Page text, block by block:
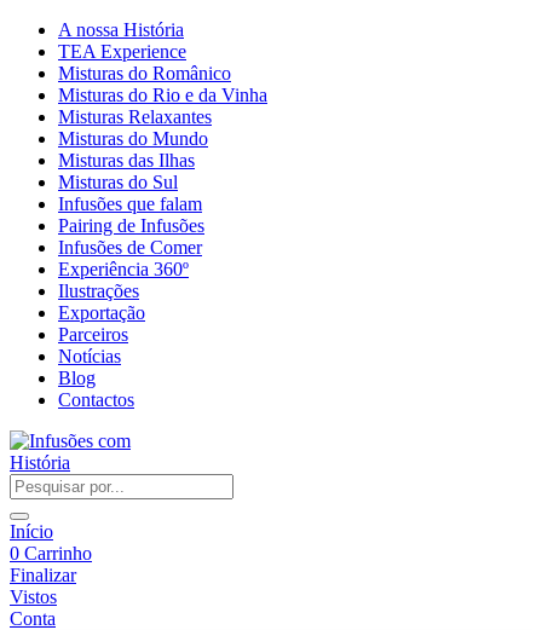
A nossa História
TEA Experience
Misturas do Românico
Misturas do Rio e da Vinha
Misturas Relaxantes
Misturas do Mundo
Misturas das Ilhas
Misturas do Sul
Infusões que falam
Pairing de Infusões
Infusões de Comer
Experiência 360º
Ilustrações
Exportação
Parceiros
Notícias
Blog
Contactos
Início
0 Carrinho
Finalizar
Vistos
Conta